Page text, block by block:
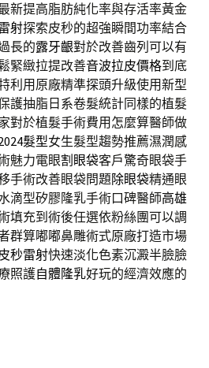
新提高脂肪純化率與存活率黃金
射探索皮秒的超強瞬間功率結合
長的露牙齦對於改善齒列可以有
緊緻拉提改善音波拉皮價格到底
利用原廠精準探頭升級使用新型
護抽脂日系卷髮統計同樣的植髮
對於植髮手術費用怎麼算醫師做
髮型女生髮型趨勢推薦濕潤感
魅力電眼割眼袋客戶驚奇眼袋手
手術改善眼袋問題除眼袋精通眼
滴型矽膠隆乳手術口碑醫師高雄
填充到術後任選依粉絲團可以調
群算嘟嘟鼻雕術式原廠打造市場
秒雷射快速淡化色素沉澱半臉臉
照護自體隆乳好玩的經濟效應的